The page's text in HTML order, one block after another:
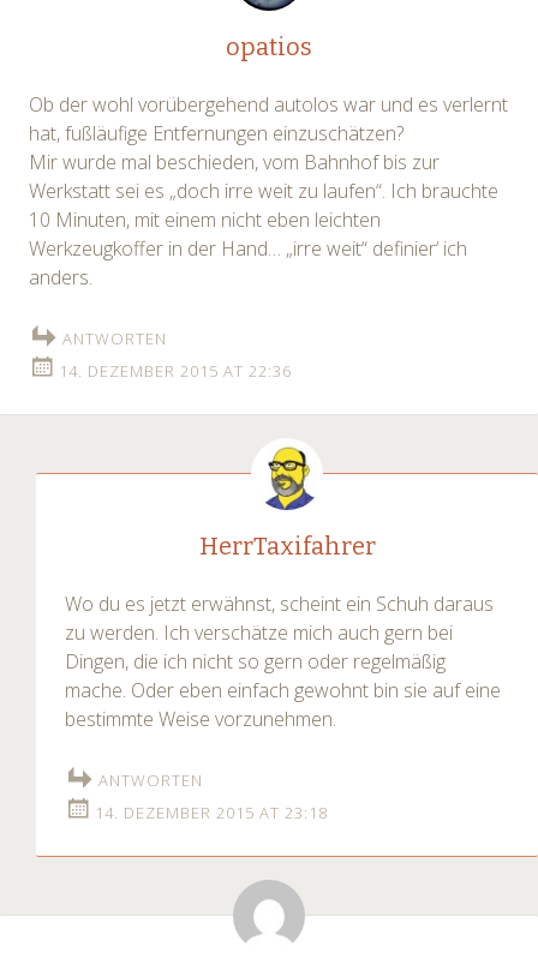
opatios
Ob der wohl vorübergehend autolos war und es verlernt
hat, fußläufige Entfernungen einzuschätzen?
Mir wurde mal beschieden, vom Bahnhof bis zur
Werkstatt sei es „doch irre weit zu laufen“. Ich brauchte
10 Minuten, mit einem nicht eben leichten
Werkzeugkoffer in der Hand… „irre weit“ definier‘ ich
anders.
ANTWORTEN
14. DEZEMBER 2015 AT 22:36
HerrTaxifahrer
Wo du es jetzt erwähnst, scheint ein Schuh daraus
zu werden. Ich verschätze mich auch gern bei
Dingen, die ich nicht so gern oder regelmäßig
mache. Oder eben einfach gewohnt bin sie auf eine
bestimmte Weise vorzunehmen.
ANTWORTEN
14. DEZEMBER 2015 AT 23:18